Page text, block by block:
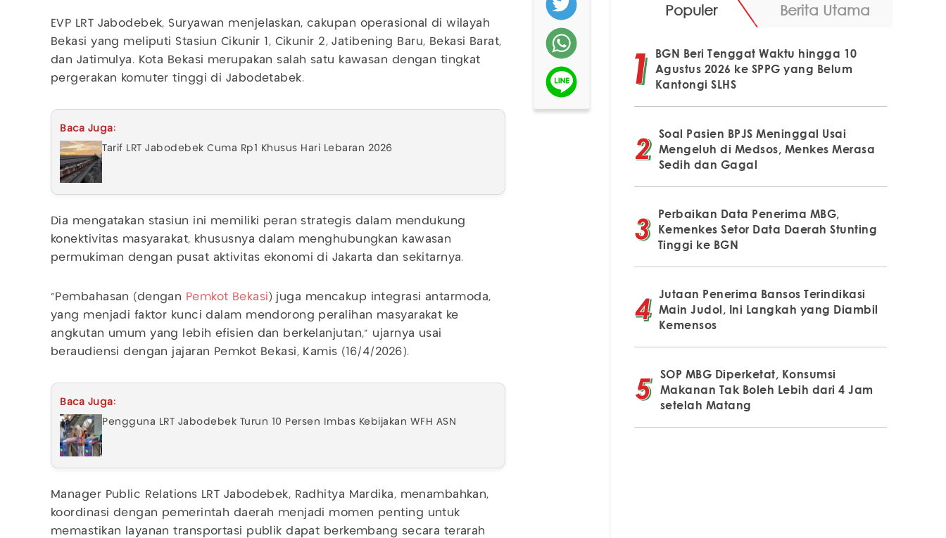
EVP LRT Jabodebek, Suryawan menjelaskan, cakupan operasional di wilayah
Bekasi yang meliputi Stasiun Cikunir 1, Cikunir 2, Jatibening Baru, Bekasi Barat,
dan Jatimulya. Kota Bekasi merupakan salah satu kawasan dengan tingkat
pergerakan komuter tinggi di Jabodetabek.
Baca Juga:
Tarif LRT Jabodebek Cuma Rp1 Khusus Hari Lebaran 2026
Dia mengatakan stasiun ini memiliki peran strategis dalam mendukung
konektivitas masyarakat, khususnya dalam menghubungkan kawasan
permukiman dengan pusat aktivitas ekonomi di Jakarta dan sekitarnya.
"Pembahasan (dengan Pemkot Bekasi ) juga mencakup integrasi antarmoda,
yang menjadi faktor kunci dalam mendorong peralihan masyarakat ke
angkutan umum yang lebih efisien dan berkelanjutan," ujarnya usai
beraudiensi dengan jajaran Pemkot Bekasi, Kamis (16/4/2026).
Baca Juga:
Pengguna LRT Jabodebek Turun 10 Persen Imbas Kebijakan WFH ASN
Manager Public Relations LRT Jabodebek, Radhitya Mardika, menambahkan,
koordinasi dengan pemerintah daerah menjadi momen penting untuk
memastikan layanan transportasi publik dapat berkembang secara terarah
Populer Berita Utama
BGN Beri Tenggat Waktu hingga 10
Agustus 2026 ke SPPG yang Belum
Kantongi SLHS
Soal Pasien BPJS Meninggal Usai
Mengeluh di Medsos, Menkes Merasa
Sedih dan Gagal
Perbaikan Data Penerima MBG,
Kemenkes Setor Data Daerah Stunting
Tinggi ke BGN
Jutaan Penerima Bansos Terindikasi
Main Judol, Ini Langkah yang Diambil
Kemensos
SOP MBG Diperketat, Konsumsi
Makanan Tak Boleh Lebih dari 4 Jam
setelah Matang